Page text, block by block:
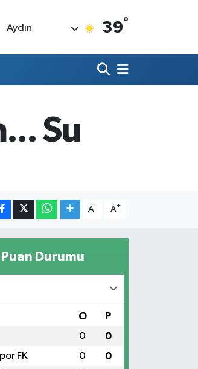
Aydın 39°
Su
A- A+
Durumu
O P
0 0
FK 0 0